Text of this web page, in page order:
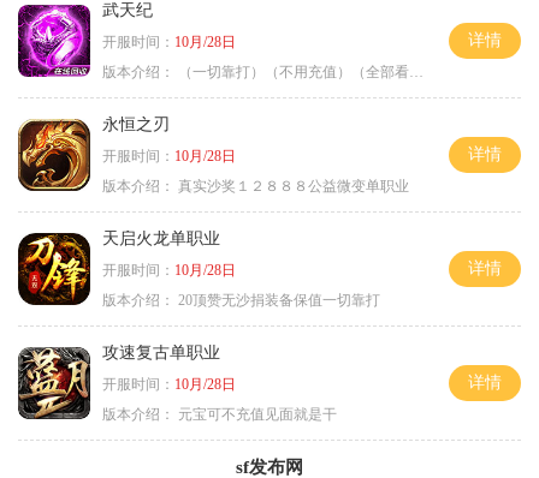
武天纪
开服时间： 10月/28日
版本介绍：
（一切靠打）（不用充值）（全部看脸）
详情
永恒之刃
开服时间： 10月/28日
版本介绍： 真实沙奖１２８８８公益微变单职业
详情
天启火龙单职业
开服时间： 10月/28日
版本介绍： 20顶赞无沙捐装备保值一切靠打
详情
攻速复古单职业
开服时间： 10月/28日
版本介绍：
元宝可不充值见面就是干
详情
sf发布网